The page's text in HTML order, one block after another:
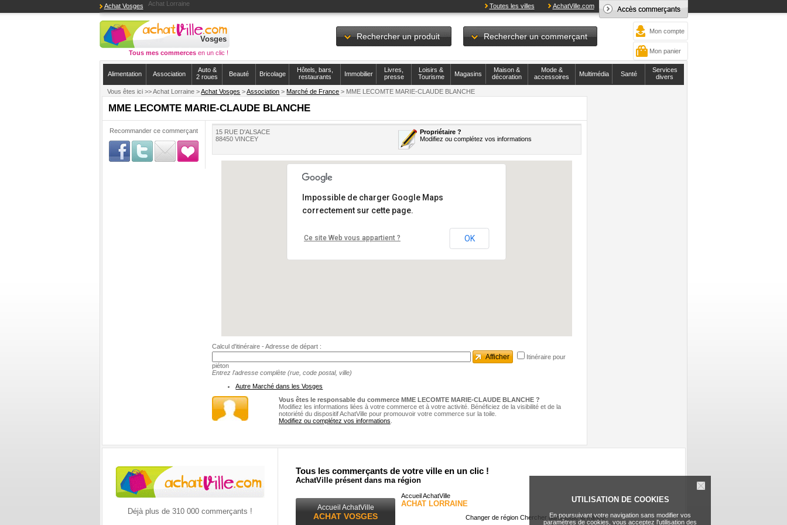
UTILISATION DE COOKIES
En poursuivant votre navigation sans modifier vos
paramètres de cookies, vous acceptez l'utilisation des
Achat Lorraine
Achat Vosges Toutes les villes AchatVille.com
Vosges
Tous mes commercesen un clic !
Mon compte
Mon panier
Rechercher un produit Rechercher un commerçant
Alimentation Association
Auto &
2 roues
Beauté Bricolage
Hôtels, bars,
restaurants
Immobilier
Livres,
presse
Loisirs &
Tourisme
Magasins
Maison &
décoration
Mode &
accessoires
Multimédia Santé
Services
divers
Vous êtes ici >>Achat Lorraine >Achat Vosges >Association > Marché de France > MME LECOMTE MARIE-CLAUDE BLANCHE
MME LECOMTE MARIE-CLAUDE BLANCHE
15 RUE D'ALSACE
88450 VINCEY
Propriétaire ?
Modifiez ou complétez vos informations
Impossible de charger Google Maps
correctement sur cette page.
Ce site Web vous appartient ? OK
Calcul d'itinéraire - Adresse de départ :
Afficher
Itinéraire pour
piéton
Entrez l'adresse complète (rue, code postal, ville)
Autre Marché dans les Vosges
Vous êtes le responsable du commerce MME LECOMTE MARIE-CLAUDE BLANCHE ?
Modifiez les informations liées à votre commerce et à votre activité. Bénéficiez de la visibilité et de la
notoriété du dispositif AchatVille pour promouvoir votre commerce sur la toile.
Modifiez ou complétez vos informations
Recommander ce commerçant
Déjà plus de 310 000 commerçants !
Tous les commerçants de votre ville en un clic !
AchatVille présent dans ma région
Accueil AchatVille
ACHAT VOSGES
Accueil AchatVille
ACHAT LORRAINE
Changer de région Chercher dans toute la france